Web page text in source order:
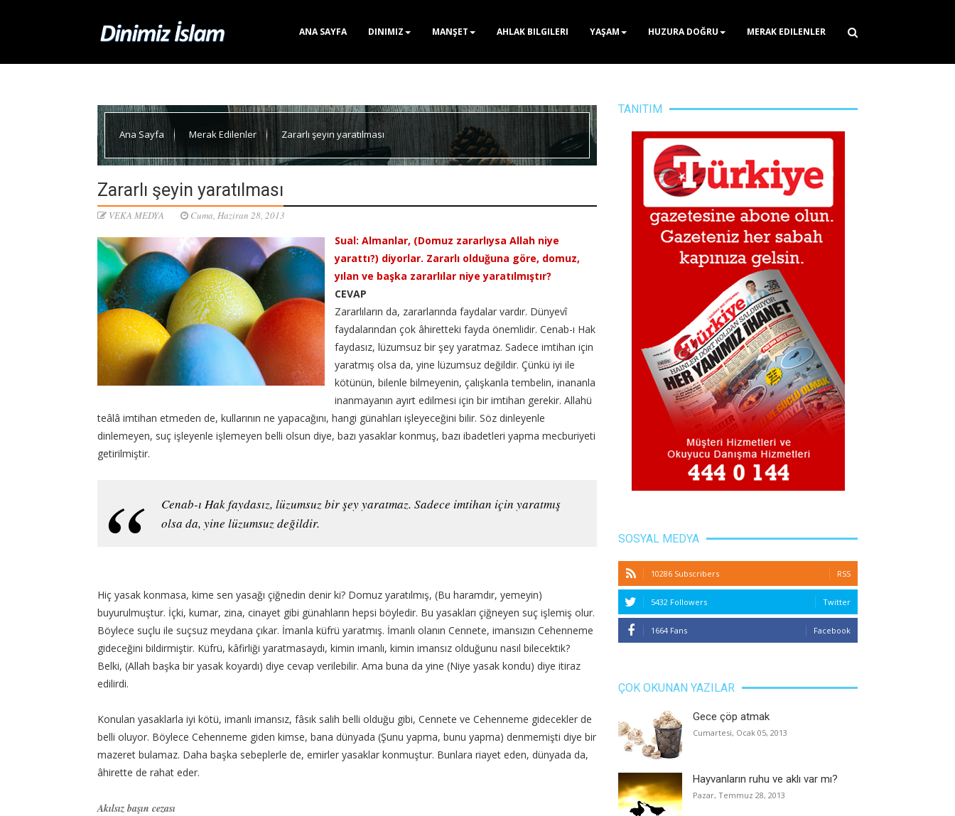
ANA SAYFA DINIMIZ MANŞET AHLAK BILGILERI YAŞAM HUZURA DOĞRU MERAK EDILENLER
Ana Sayfa Merak Edilenler Zararlı şeyin yaratılması
Zararlı şeyin yaratılması
VEKA MEDYA Cuma, Haziran 28, 2013
Sual: Almanlar, (Domuz zararlıysa Allah niye
yarattı?) diyorlar. Zararlı olduğuna göre, domuz,
yılan ve başka zararlılar niye yaratılmıştır?
CEVAP
Zararlıların da, zararlarında faydalar vardır. Dünyevî
faydalarından çok âhiretteki fayda önemlidir. Cenab-ı Hak
faydasız, lüzumsuz bir şey yaratmaz. Sadece imtihan için
yaratmış olsa da, yine lüzumsuz değildir. Çünkü iyi ile
kötünün, bilenle bilmeyenin, çalışkanla tembelin, inananla
inanmayanın ayırt edilmesi için bir imtihan gerekir. Allahü
teâlâ imtihan etmeden de, kullarının ne yapacağını, hangi günahları işleyeceğini bilir. Söz dinleyenle
dinlemeyen, suç işleyenle işlemeyen belli olsun diye, bazı yasaklar konmuş, bazı ibadetleri yapma mecburiyeti
getirilmiştir.
Cenab-ı Hak faydasız, lüzumsuz bir şey yaratmaz. Sadece imtihan için yaratmış
olsa da, yine lüzumsuz değildir.
Hiç yasak konmasa, kime sen yasağı çiğnedin denir ki? Domuz yaratılmış, (Bu haramdır, yemeyin)
buyurulmuştur. İçki, kumar, zina, cinayet gibi günahların hepsi böyledir. Bu yasakları çiğneyen suç işlemiş olur.
Böylece suçlu ile suçsuz meydana çıkar. İmanla küfrü yaratmış. İmanlı olanın Cennete, imansızın Cehenneme
gideceğini bildirmiştir. Küfrü, kâfirliği yaratmasaydı, kimin imanlı, kimin imansız olduğunu nasıl bilecektik?
Belki, (Allah başka bir yasak koyardı) diye cevap verilebilir. Ama buna da yine (Niye yasak kondu) diye itiraz
edilirdi.
Konulan yasaklarla iyi kötü, imanlı imansız, fâsık salih belli olduğu gibi, Cennete ve Cehenneme gidecekler de
belli oluyor. Böylece Cehenneme giden kimse, bana dünyada (Şunu yapma, bunu yapma) denmemişti diye bir
mazeret bulamaz. Daha başka sebeplerle de, emirler yasaklar konmuştur. Bunlara riayet eden, dünyada da,
âhirette de rahat eder.
Akılsız başın cezası
TANITIM
SOSYAL MEDYA
10286 Subscribers RSS
5432 Followers Twitter
1664 Fans Facebook
ÇOK OKUNAN YAZILAR
Gece çöp atmak
Cumartesi, Ocak 05, 2013
Hayvanların ruhu ve aklı var mı?
Pazar, Temmuz 28, 2013